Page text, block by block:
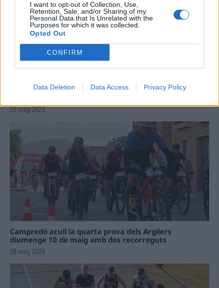
I want to opt-out of Collection, Use,
Retention, Sale, and/or Sharing of my
Personal Data that Is Unrelated with the
Purposes for which it was collected.
Opted Out
CONFIRM
Data Deletion Data Access Privacy Policy
La Cursa de l’Aldea segona d’etiqueta d’or de la
09 maig 2026
Campredó acull la quarta prova dels Argilers
diumenge 10 de maig amb dos recorreguts
09 maig 2026